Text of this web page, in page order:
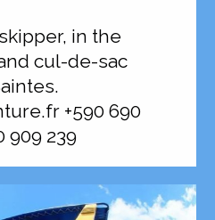
in the
cul-de-sac
+590 690
909 239